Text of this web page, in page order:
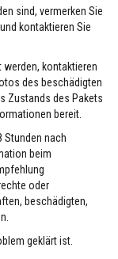
sind, vermerken Sie
kontaktieren Sie
kontaktieren
des beschädigten
Zustands des Pakets
bereit.
Stunden nach
beim
oder
beschädigten,
geklärt ist.